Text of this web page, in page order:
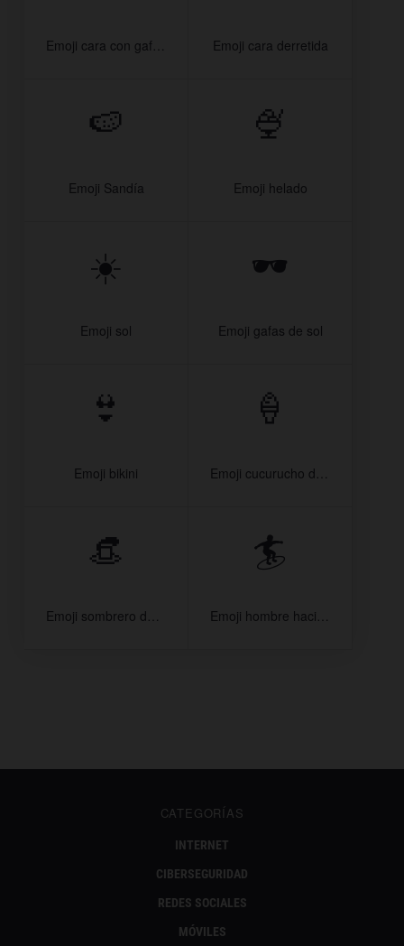
Emoji cara con gafas de sol Emoji cara derretida
🍉
Emoji Sandía
🍨
Emoji helado
☀️
Emoji sol
🕶️
Emoji gafas de sol
👙
Emoji bikini
🍦
Emoji cucurucho de helado
👒
Emoji sombrero de mujer
🏄
Emoji hombre haciendo surf
CATEGORÍAS
INTERNET
CIBERSEGURIDAD
REDES SOCIALES
MÓVILES